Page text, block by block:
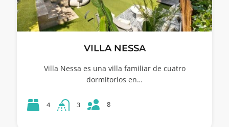
VILLA NESSA
Villa Nessa es una villa familiar de cuatro
dormitorios en…
4 3 8